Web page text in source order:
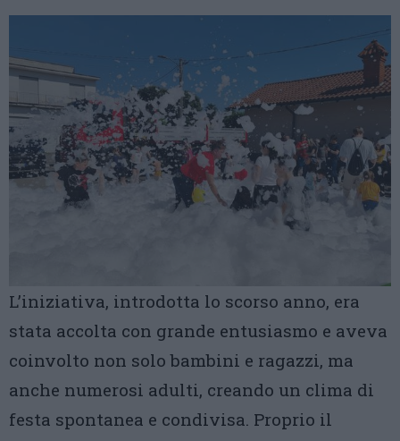
L’iniziativa, introdotta lo scorso anno, era
stata accolta con grande entusiasmo e aveva
coinvolto non solo bambini e ragazzi, ma
anche numerosi adulti, creando un clima di
festa spontanea e condivisa. Proprio il